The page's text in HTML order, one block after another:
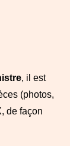
, il est
(photos,
de façon